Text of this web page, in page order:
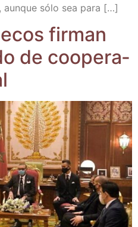
aun­que sólo sea para […]
fir­man
de coope­ra­